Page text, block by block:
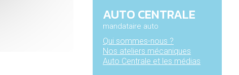
AUTO CENTRALE
mandataire auto
Qui sommes-nous ?
Nos ateliers mécaniques
Auto Centrale et les médias